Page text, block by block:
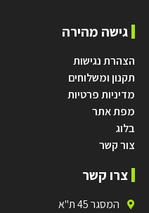
גישה מהירה
הצהרת נגישות
תקנון ומשלוחים
מדיניות פרטיות
מפת אתר
בלוג
צור קשר
צרו קשר
המסגר 45 ת"א